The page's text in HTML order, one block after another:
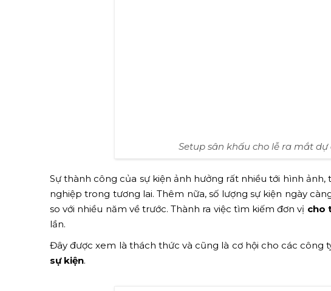
Setup sân khấu cho lễ ra mắt dự
nghiệp trong tương lai. Thêm nữa, số lượng sự kiện ngày
so với nhiều năm về trước. Thành ra việc tìm kiếm đơn vị